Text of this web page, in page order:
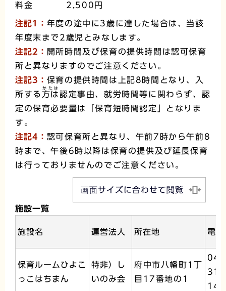
料金 2,500円
注記1： 年度の途中に3歳に達した場合は、当該
年度末まで2歳児とみなします。
注記2： 開所時間及び保育の提供時間は認可保育
所と異なりますのでご注意ください。
注記3： 保育の提供時間は上記8時間となり、入
所する 方は
かたは
認定事由、就労時間等に関わらず、認
定の保育必要量は「保育短時間認定」となりま
す。
注記4： 認可保育所と異なり、午前7時から午前8
時まで、午後6時以降は保育の提供及び延長保育
は行っておりませんのでご注意ください。
画面サイズに合わせて閲覧
施設一覧
施設名 運営法人 所在地 電話
保育ルームひよこ
っこはちまん
特非）し
いのみ会
府中市八幡町1丁
目17番地の1